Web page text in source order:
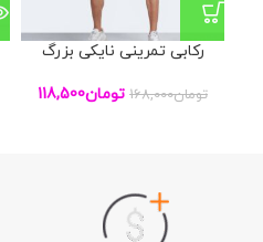
رکابی تمرینی نایکی بزرگ
تومان168,000 تومان118,500